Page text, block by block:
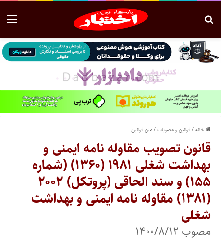
خانه/قوانین و مصوبات/متن قوانین
قانون تصویب مقاوله ­نامه ایمنی و
بهداشت شغلی ۱۹۸۱ (۱۳۶۰) (شماره
۱۵۵) و سند الحاقی (پروتکل) ۲۰۰۲
(۱۳۸۱) مقاوله ­نامه ایمنی و بهداشت
شغلی
مصوب ۱۴۰۰/۸/۱۲